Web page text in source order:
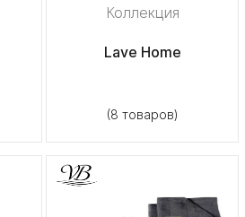
Коллекция
Lave Home
(8 товаров)